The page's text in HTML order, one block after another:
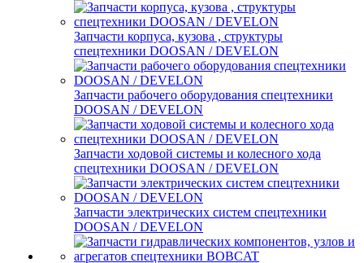
Запчасти корпуса, кузова , структуры
спецтехники DOOSAN / DEVELON
Запчасти рабочего оборудования спецтехники
DOOSAN / DEVELON
Запчасти ходовой системы и колесного хода
спецтехники DOOSAN / DEVELON
Запчасти электрических систем спецтехники
DOOSAN / DEVELON